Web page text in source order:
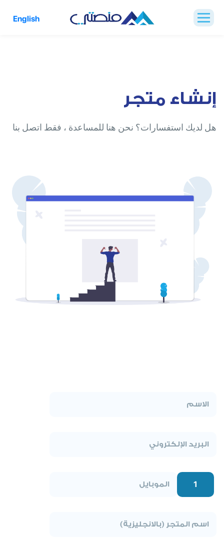
English
إنشاء متجر
هل لديك استفسارات؟ نحن هنا للمساعدة ، فقط اتصل بنا
1